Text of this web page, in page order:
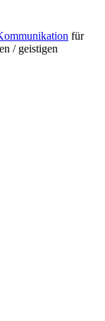
für
/ geistigen